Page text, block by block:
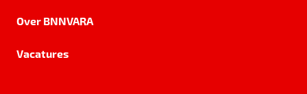
Over BNNVARA
Vacatures